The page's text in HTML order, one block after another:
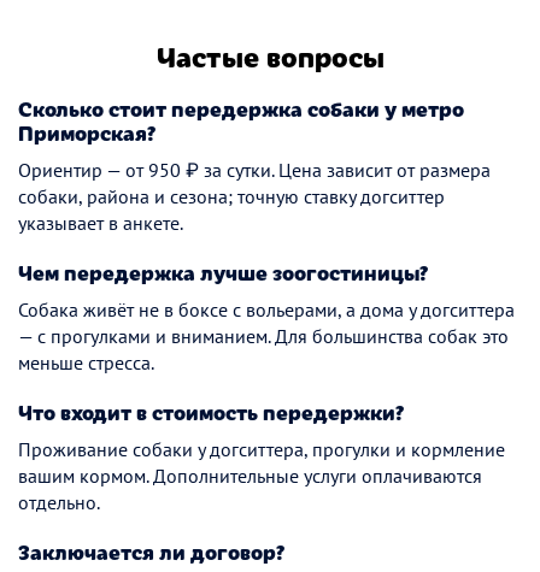
Частые вопросы
Сколько стоит передержка собаки у метро
Приморская?
Ориентир — от 950 ₽ за сутки. Цена зависит от размера
собаки, района и сезона; точную ставку догситтер
указывает в анкете.
Чем передержка лучше зоогостиницы?
Собака живёт не в боксе с вольерами, а дома у догситтера
— с прогулками и вниманием. Для большинства собак это
меньше стресса.
Что входит в стоимость передержки?
Проживание собаки у догситтера, прогулки и кормление
вашим кормом. Дополнительные услуги оплачиваются
отдельно.
Заключается ли договор?